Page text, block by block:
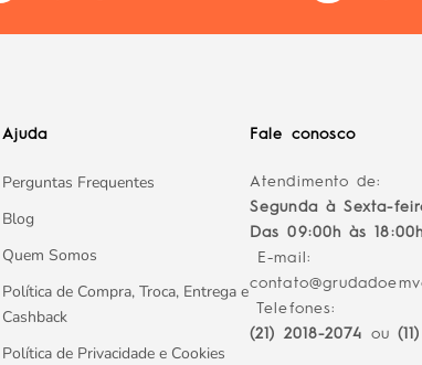
Ajuda
Perguntas Frequentes
Blog
Quem Somos
Política de Compra, Troca, Entrega e
Cashback
Política de Privacidade e Cookies
Fale conosco
Atendimento de:
Segunda à Sexta-
Das 09:00h às 18:00h
E-mail:
Telefones:
(21) 2018-2074
ou